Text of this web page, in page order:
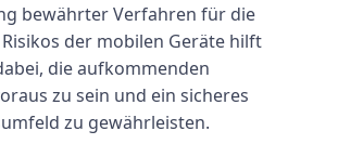
bewährter Verfahren für die
der mobilen Geräte hilft
die aufkommenden
zu sein und ein sicheres
zu gewährleisten.